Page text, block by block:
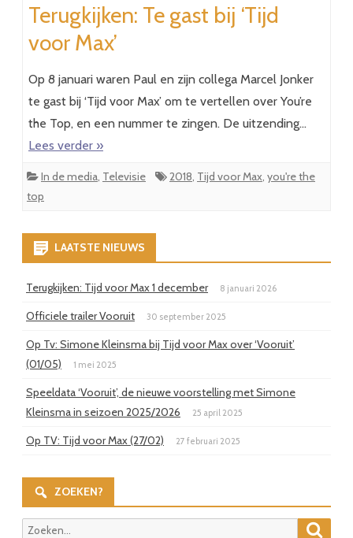
Terugkijken: Te gast bij ‘Tijd
voor Max’
Op 8 januari waren Paul en zijn collega Marcel Jonker
te gast bij ‘Tijd voor Max’ om te vertellen over You’re
the Top, en een nummer te zingen. De uitzending…
Lees verder »
In de media, Televisie 2018, Tijd voor Max, you're the
top
LAATSTE NIEUWS
Terugkijken: Tijd voor Max 1 december 8 januari 2026
Officiele trailer Vooruit 30 september 2025
Op Tv: Simone Kleinsma bij Tijd voor Max over ‘Vooruit’
(01/05)
1 mei 2025
Speeldata ‘Vooruit’, de nieuwe voorstelling met Simone
Kleinsma in seizoen 2025/2026
25 april 2025
Op TV: Tijd voor Max (27/02) 27 februari 2025
ZOEKEN?
Zoeken